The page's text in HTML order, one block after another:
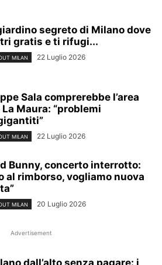
segreto di Milano dove
gratis e ti rifugi...
MILAN 22 Luglio 2026
Sala comprerebbe l’area
La Maura: “problemi
MILAN 22 Luglio 2026
Bunny, concerto interrotto:
al rimborso, vogliamo nuova
MILAN 20 Luglio 2026
Advertisement